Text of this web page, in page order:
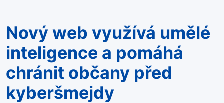
Nový web využívá umělé
inteligence a pomáhá
chránit občany před
kyberšmejdy